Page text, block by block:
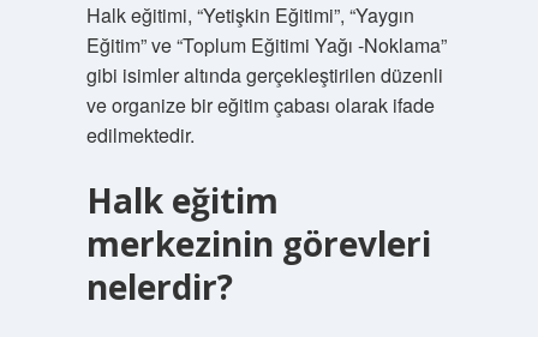
Halk eğitimi, “Yetişkin Eğitimi”, “Yaygın
Eğitim” ve “Toplum Eğitimi Yağı -Noklama”
gibi isimler altında gerçekleştirilen düzenli
ve organize bir eğitim çabası olarak ifade
edilmektedir.
Halk eğitim
merkezinin görevleri
nelerdir?